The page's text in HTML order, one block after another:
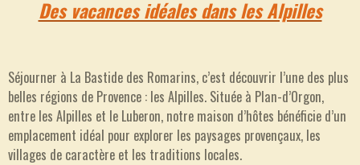
Des vacances idéales dans les Alpilles
Séjourner à La Bastide des Romarins, c’est découvrir l’une des plus
belles régions de Provence : les Alpilles. Située à Plan-d’Orgon,
entre les Alpilles et le Luberon, notre maison d’hôtes bénéficie d’un
emplacement idéal pour explorer les paysages provençaux, les
villages de caractère et les traditions locales.